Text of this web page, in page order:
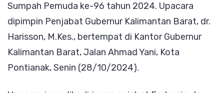
Sumpah Pemuda ke-96 tahun 2024. Upacara
dipimpin Penjabat Gubernur Kalimantan Barat, dr.
Harisson, M.Kes., bertempat di Kantor Gubernur
Kalimantan Barat, Jalan Ahmad Yani, Kota
Pontianak, Senin (28/10/2024).